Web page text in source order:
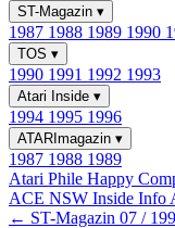
ST-Magazin ▾
1987 1988 1989 1990
TOS ▾
1990 1991 1992 1993
Atari Inside ▾
1994 1995 1996
ATARImagazin ▾
1987 1988 1989
Atari Phile Happy
ACE NSW Inside Info
← ST-Magazin 07 /